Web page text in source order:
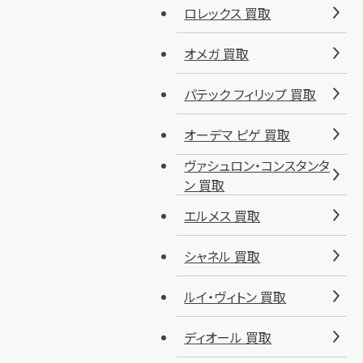
ロレックス 買取
オメガ 買取
パテック フィリップ 買取
オーデマ ピゲ 買取
ヴァシュロン・コンスタンタ
ン 買取
エルメス 買取
シャネル 買取
ルイ・ヴィトン 買取
ディオール 買取